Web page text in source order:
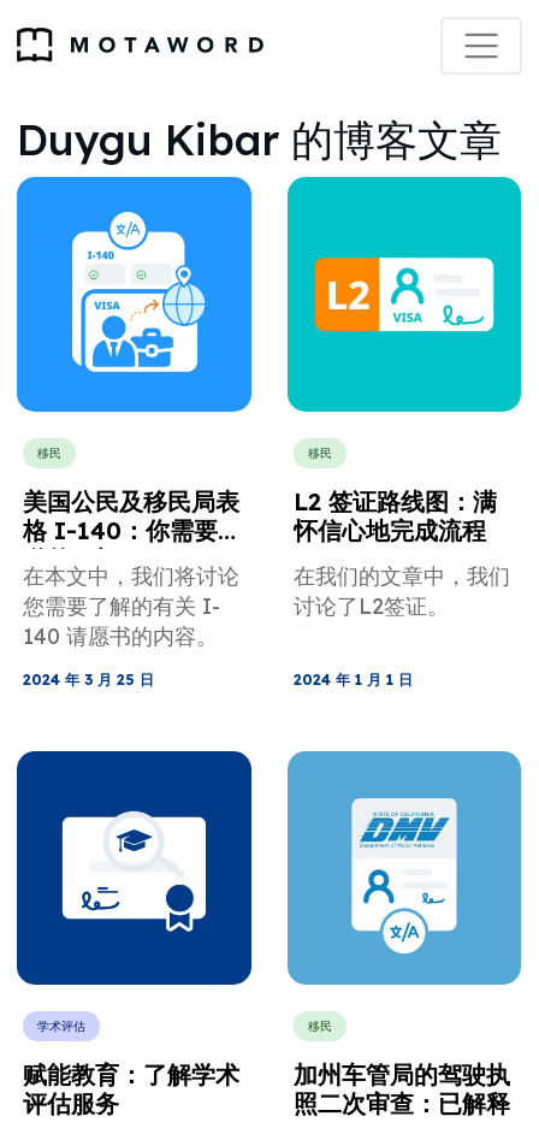
Duygu Kibar 的博客文章
移民
美国公民及移民局表
格 I-140：你需要知
道的一切
在本文中，我们将讨论
您需要了解的有关 I-
140 请愿书的内容。
2024 年 3 月 25 日
移民
L2 签证路线图：满
怀信心地完成流程
在我们的文章中，我们
讨论了L2签证。
2024 年 1 月 1 日
学术评估
赋能教育：了解学术
评估服务
移民
加州车管局的驾驶执
照二次审查：已解释